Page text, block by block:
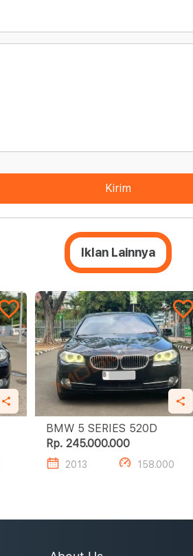
Kirim
Iklan Lainnya
BMW 5 SERIES 520D
Rp. 245.000.000
2013 158.000